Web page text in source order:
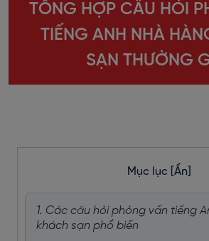
TỔNG HỢP CÂU HỎI
TIẾNG ANH NHÀ
SẠN THƯỜNG
Mục lục [Ẩn]
1. Các câu hỏi phỏng vấn tiếng
khách sạn phổ biến